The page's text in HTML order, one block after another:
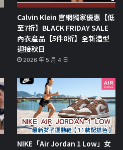
Calvin Klein 官網獨家優惠【低
至7折】BLACK FRIDAY SALE
內衣產品【5件8折】全新造型
迎接秋日
2026 年 5 月 4 日
NIKE「Air Jordan 1 Low」女